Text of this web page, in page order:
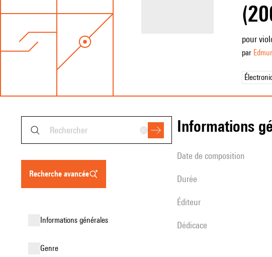
pour
par
recherche avancée
informations générales
genre
informations
date de composition
durée
éditeur
Dédicace